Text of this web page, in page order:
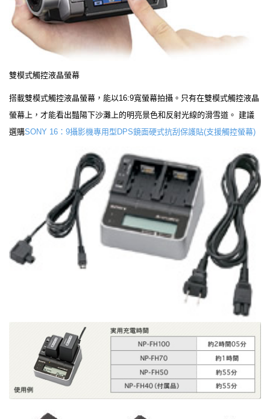
雙模式觸控液晶螢幕
搭載雙模式觸控液晶螢幕，能以16:9寬螢幕拍攝。只有在雙模式觸控液晶
螢幕上，才能看出豔陽下沙灘上的明亮景色和反射光線的滑雪道。 建議
選購SONY 16：9攝影機專用型DPS鏡面硬式抗刮保護貼(支援觸控螢幕)